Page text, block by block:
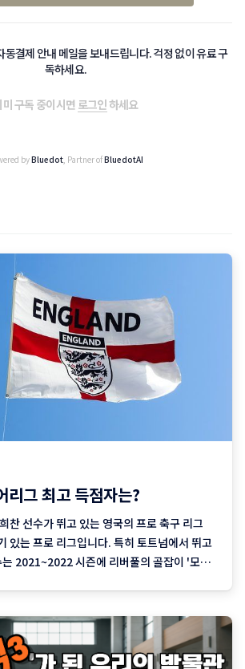
동결제 안내 메일을 보내드립니다. 걱정 없이 유료 구
독하세요.
미 구독 중이시면로그인하세요
byBluedot, Partner ofBluedotAI
리그 최고 득점자는?
찬 선수가 뛰고 있는 영국의 프로 축구 리그
있는 프로 리그입니다. 특히 토트넘에서 뛰고
2021~2022 시즌에 리버풀의 골잡이 '모하
유명한데요. '해리케인' 선수는